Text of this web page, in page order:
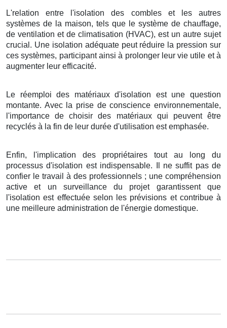
L'relation entre l'isolation des combles et les autres
systèmes de la maison, tels que le système de chauffage,
de ventilation et de climatisation (HVAC), est un autre sujet
crucial. Une isolation adéquate peut réduire la pression sur
ces systèmes, participant ainsi à prolonger leur vie utile et à
augmenter leur efficacité.
Le réemploi des matériaux d'isolation est une question
montante. Avec la prise de conscience environnementale,
l'importance de choisir des matériaux qui peuvent être
recyclés à la fin de leur durée d'utilisation est emphasée.
Enfin, l'implication des propriétaires tout au long du
processus d'isolation est indispensable. Il ne suffit pas de
confier le travail à des professionnels ; une compréhension
active et un surveillance du projet garantissent que
l'isolation est effectuée selon les prévisions et contribue à
une meilleure administration de l'énergie domestique.